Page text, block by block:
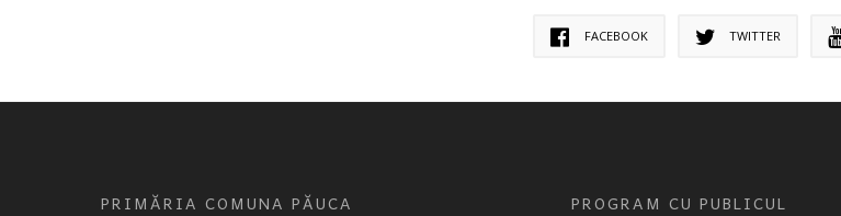
FACEBOOK TWITTER
PRIMĂRIA COMUNA PĂUCA PROGRAM CU PUBLICUL